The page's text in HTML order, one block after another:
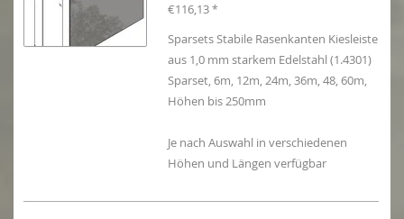
€116,13 *
Sparsets Stabile Rasenkanten Kiesleiste
aus 1,0 mm starkem Edelstahl (1.4301)
Sparset, 6m, 12m, 24m, 36m, 48, 60m,
Höhen bis 250mm
Je nach Auswahl in verschiedenen
Höhen und Längen verfügbar